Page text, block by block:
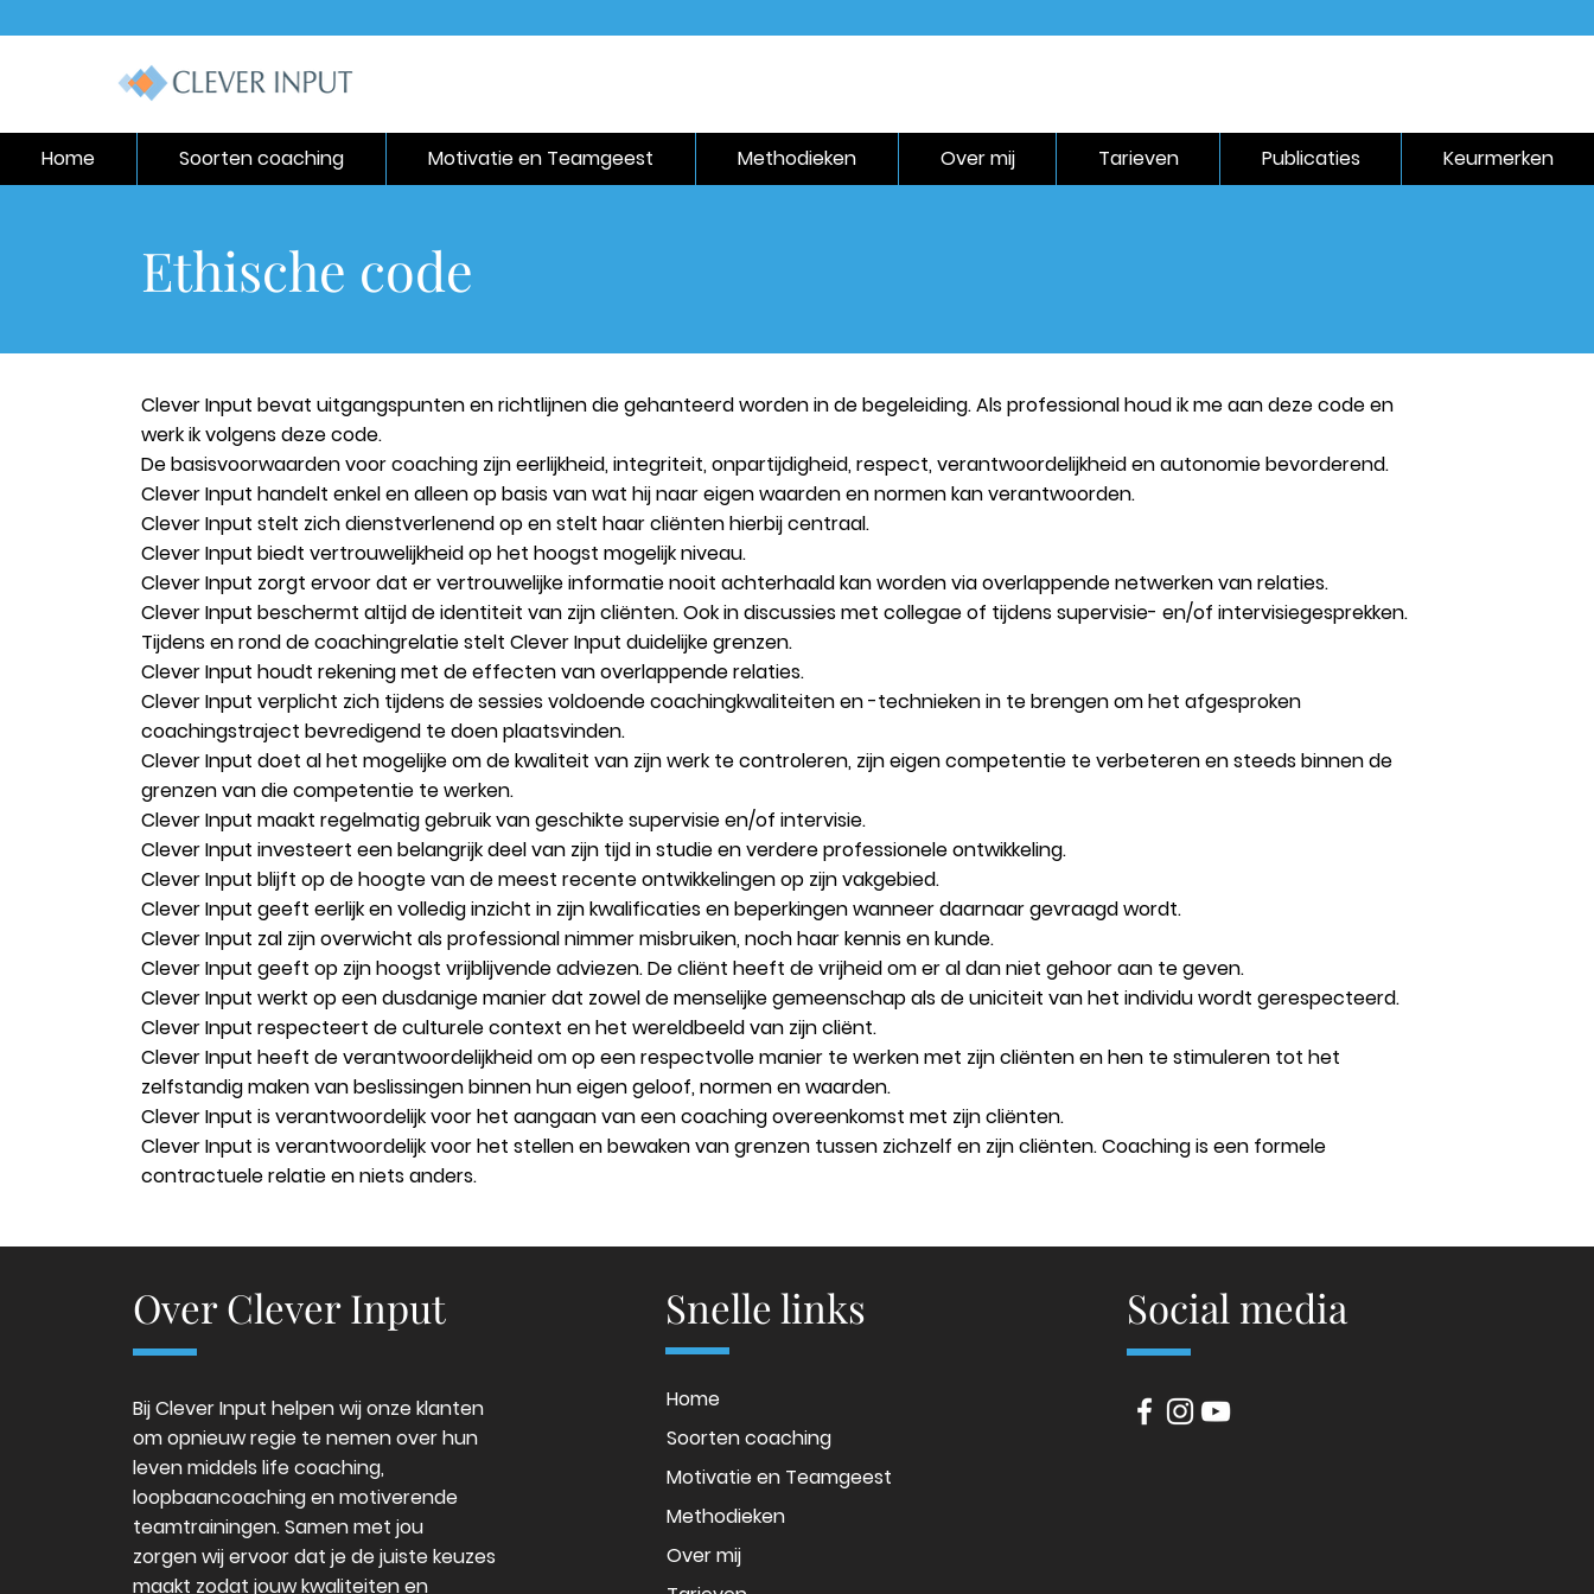
Home Soorten coaching Motivatie en Teamgeest Methodieken Over mij Tarieven Publicaties Keurmerken
Ethische code
Clever Input bevat uitgangspunten en richtlijnen die gehanteerd worden in de begeleiding. Als professional houd ik me aan deze code en
werk ik volgens deze code.
De basisvoorwaarden voor coaching zijn eerlijkheid, integriteit, onpartijdigheid, respect, verantwoordelijkheid en autonomie bevorderend.
Clever Input handelt enkel en alleen op basis van wat hij naar eigen waarden en normen kan verantwoorden.
Clever Input stelt zich dienstverlenend op en stelt haar cliënten hierbij centraal.
Clever Input biedt vertrouwelijkheid op het hoogst mogelijk niveau.
Clever Input zorgt ervoor dat er vertrouwelijke informatie nooit achterhaald kan worden via overlappende netwerken van relaties.
Clever Input beschermt altijd de identiteit van zijn cliënten. Ook in discussies met collegae of tijdens supervisie- en/of intervisiegesprekken.
Tijdens en rond de coachingrelatie stelt Clever Input duidelijke grenzen.
Clever Input houdt rekening met de effecten van overlappende relaties.
Clever Input verplicht zich tijdens de sessies voldoende coachingkwaliteiten en -technieken in te brengen om het afgesproken
coachingstraject bevredigend te doen plaatsvinden.
Clever Input doet al het mogelijke om de kwaliteit van zijn werk te controleren, zijn eigen competentie te verbeteren en steeds binnen de
grenzen van die competentie te werken.
Clever Input maakt regelmatig gebruik van geschikte supervisie en/of intervisie.
Clever Input investeert een belangrijk deel van zijn tijd in studie en verdere professionele ontwikkeling.
Clever Input blijft op de hoogte van de meest recente ontwikkelingen op zijn vakgebied.
Clever Input geeft eerlijk en volledig inzicht in zijn kwalificaties en beperkingen wanneer daarnaar gevraagd wordt.
Clever Input zal zijn overwicht als professional nimmer misbruiken, noch haar kennis en kunde.
Clever Input geeft op zijn hoogst vrijblijvende adviezen. De cliënt heeft de vrijheid om er al dan niet gehoor aan te geven.
Clever Input werkt op een dusdanige manier dat zowel de menselijke gemeenschap als de uniciteit van het individu wordt gerespecteerd.
Clever Input respecteert de culturele context en het wereldbeeld van zijn cliënt.
Clever Input heeft de verantwoordelijkheid om op een respectvolle manier te werken met zijn cliënten en hen te stimuleren tot het
zelfstandig maken van beslissingen binnen hun eigen geloof, normen en waarden.
Clever Input is verantwoordelijk voor het aangaan van een coaching overeenkomst met zijn cliënten.
Clever Input is verantwoordelijk voor het stellen en bewaken van grenzen tussen zichzelf en zijn cliënten. Coaching is een formele
contractuele relatie en niets anders.
Over Clever Input
Bij Clever Input helpen wij onze klanten
om opnieuw regie te nemen over hun
leven middels life coaching,
loopbaancoaching en motiverende
teamtrainingen. Samen met jou
zorgen wij ervoor dat je de juiste keuzes
maakt zodat jouw kwaliteiten en
Snelle links
Home
Soorten coaching
Motivatie en Teamgeest
Methodieken
Over mij
Social media